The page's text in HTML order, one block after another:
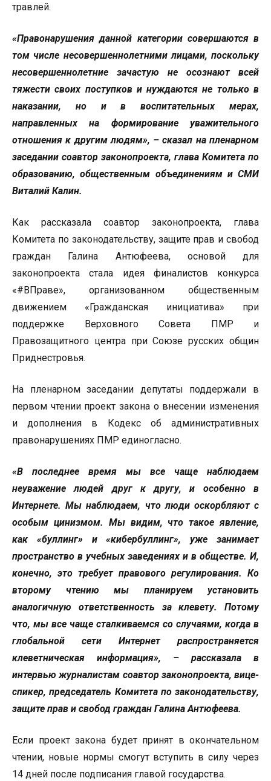
травлей.
«Правонарушения данной категории совершаются в
том числе несовершеннолетними лицами, поскольку
несовершеннолетние зачастую не осознают всей
тяжести своих поступков и нуждаются не только в
наказании, но и в воспитательных мерах,
направленных на формирование уважительного
отношения к другим людям», – сказал на пленарном
заседании соавтор законопроекта, глава Комитета по
образованию, общественным объединениям и СМИ
Виталий Калин.
Как рассказала соавтор законопроекта, глава
Комитета по законодательству, защите прав и свобод
граждан Галина Антюфеева, основой для
законопроекта стала идея финалистов конкурса
«#ВПраве», организованном общественным
движением «Гражданская инициатива» при
поддержке Верховного Совета ПМР и
Правозащитного центра при Союзе русских общин
Приднестровья.
На пленарном заседании депутаты поддержали в
первом чтении проект закона о внесении изменения
и дополнения в Кодекс об административных
правонарушениях ПМР единогласно.
«В последнее время мы все чаще наблюдаем
неуважение людей друг к другу, и особенно в
Интернете. Мы наблюдаем, что люди оскорбляют с
особым цинизмом. Мы видим, что такое явление,
как «буллинг» и «кибербуллинг», уже занимает
пространство в учебных заведениях и в обществе. И,
конечно, это требует правового регулирования. Ко
второму чтению мы планируем установить
аналогичную ответственность за клевету. Потому
что, мы все чаще сталкиваемся со случаями, когда в
глобальной сети Интернет распространяется
клеветническая информация», – рассказала в
интервью журналистам соавтор законопроекта, вице-
спикер, председатель Комитета по законодательству,
защите прав и свобод граждан Галина Антюфеева.
Если проект закона будет принят в окончательном
чтении, новые нормы смогут вступить в силу через
14 дней после подписания главой государства.